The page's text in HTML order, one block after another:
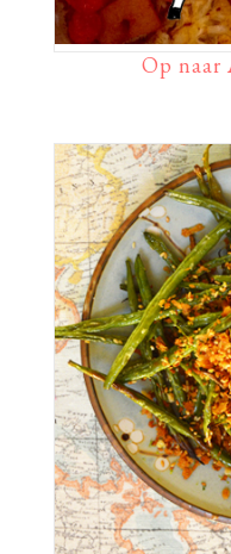
Op naar